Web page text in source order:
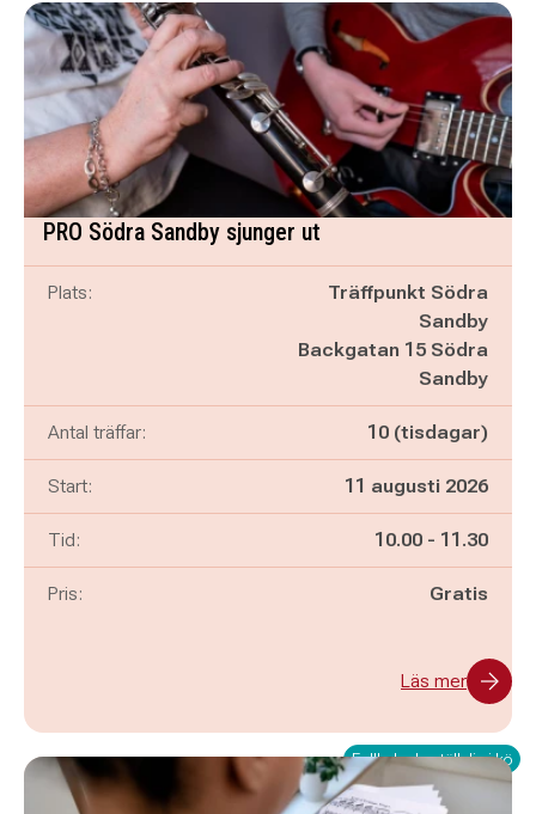
PRO Södra Sandby sjunger ut
Plats:
Träffpunkt Södra
Sandby
Backgatan 15 Södra
Sandby
Antal träffar: 10 (tisdagar)
Start: 11 augusti 2026
Tid: Pågår mellan
10.00 - och
11.30
Pris: Gratis
Läs mer
Fullbokad - ställ dig i kö